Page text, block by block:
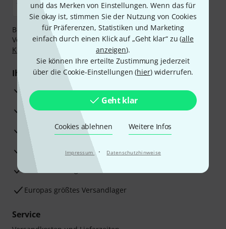
und das Merken von Einstellungen. Wenn das für
Sie okay ist, stimmen Sie der Nutzung von Cookies
für Präferenzen, Statistiken und Marketing
einfach durch einen Klick auf „Geht klar“ zu (alle
anzeigen).
Sie können Ihre erteilte Zustimmung jederzeit
über die Cookie-Einstellungen (hier) widerrufen.
Geht klar
Cookies ablehnen Weitere Infos
Impressum · Datenschutzhinweise
Bezahlen Sie vertraulich und sicher per Nachnahme,
Vorkasse, PayPal, Amazon Pay,Klarna Sofort bezahlen
Klarna Ratenzahlung
oder Kreditkarte.
Ihre Vorteile
3 Jahre Thomann Garantie
30 Tage Money-Back-Garantie
Reparaturservice
Beratung durch Fachexperten
Zufriedenheitsgarantie
Europas größtes Versandlager
Service